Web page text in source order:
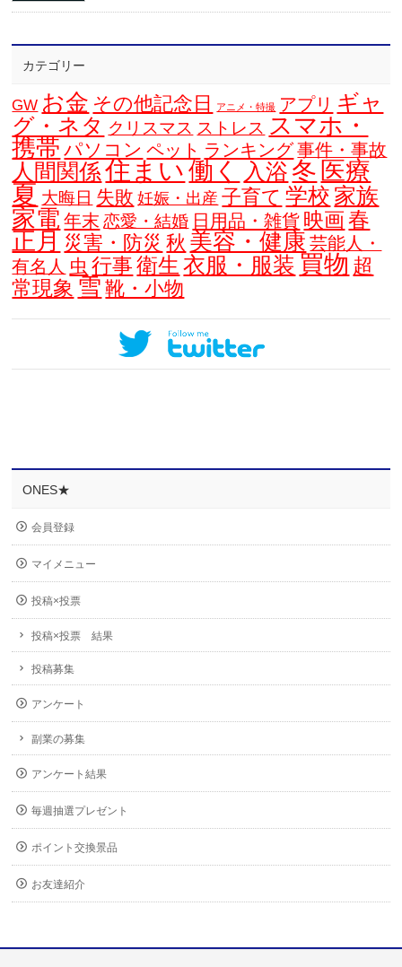
カテゴリー
GW お金 その他記念日 アニメ・特撮 アプリ ギャ
グ・ネタ クリスマス ストレス スマホ・
携帯 パソコン ペット ランキング事件・事故
人間関係住まい 働く 入浴 冬 医療
夏 大晦日 失敗 妊娠・出産 子育て 学校 家族
家電 年末 恋愛・結婚 日用品・雑貨 映画 春
正月 災害・防災 秋 美容・健康 芸能人・
有名人 虫 行事 衛生 衣服・服装 買物 超
常現象 雪 靴・小物
ONES★
会員登録
マイメニュー
投稿×投票
投稿×投票 結果
投稿募集
アンケート
副業の募集
アンケート結果
毎週抽選プレゼント
ポイント交換景品
お友達紹介